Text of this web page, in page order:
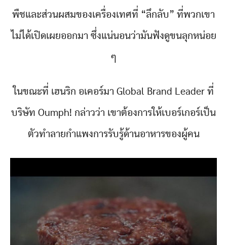
พืชและส่วนผสมของเครื่องเทศที่ “ลึกลับ” ที่พวกเขา
ไม่ได้เปิดเผยออกมา ซึ่งแน่นอนว่ามันฟังดูขนลุกหน่อย
ๆ
ในขณะที่ เฮนริก อเคอร์มา Global Brand Leader ที่
บริษัท Oumph! กล่าวว่า เขาต้องการให้เบอร์เกอร์เป็น
ตัวทำลายกำแพงการรับรู้ด้านอาหารของผู้คน